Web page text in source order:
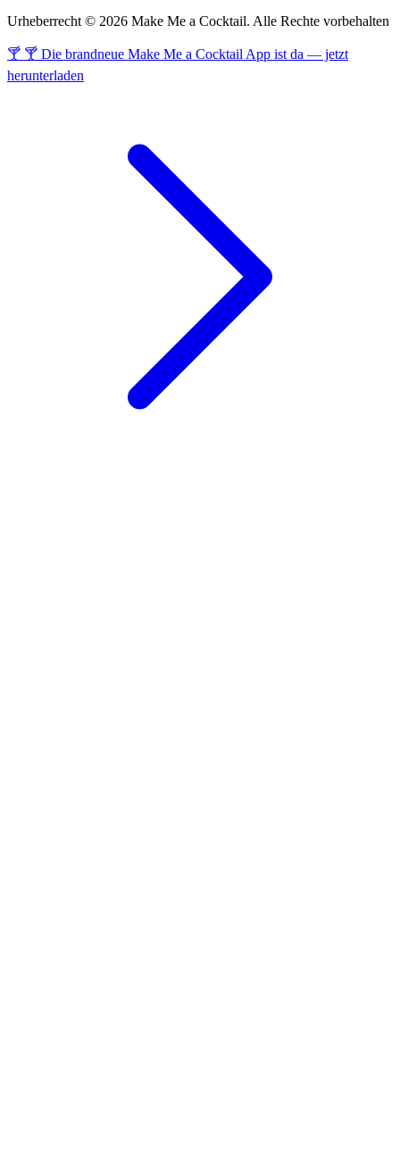
Urheberrecht © 2026 Make Me a Cocktail. Alle Rechte vorbehalten
🍸 🍸 Die brandneue Make Me a Cocktail App ist da — jetzt
herunterladen